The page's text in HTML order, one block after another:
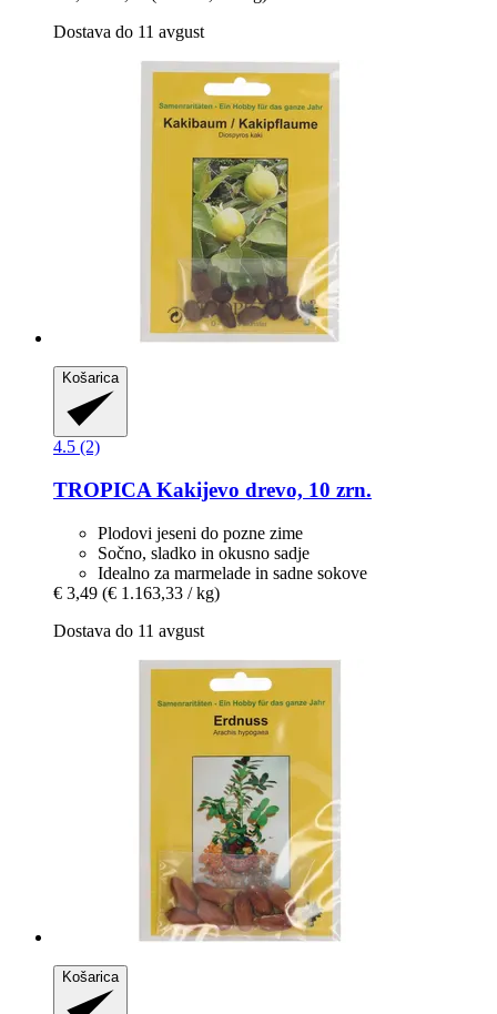
Dostava do 11 avgust
Košarica
4.5 (2)
TROPICA Kakijevo drevo, 10 zrn.
Plodovi jeseni do pozne zime
Sočno, sladko in okusno sadje
Idealno za marmelade in sadne sokove
€ 3,49 (€ 1.163,33 / kg)
Dostava do 11 avgust
Košarica